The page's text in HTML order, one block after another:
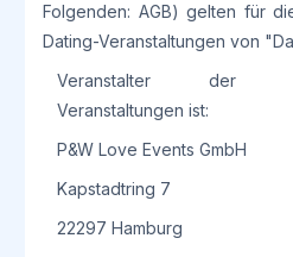
Folgenden: AGB) gelten für
Dating-Veranstaltungen von
Veranstalter der
Veranstaltungen ist:
P&W Love Events GmbH
Kapstadtring 7
22297 Hamburg